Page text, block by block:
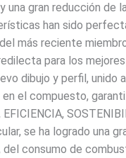
una gran reducción de
han sido
más reciente
para los
dibujo y perfil, unido
el compuesto,
EFICIENCIA,
se ha logrado una
del consumo de